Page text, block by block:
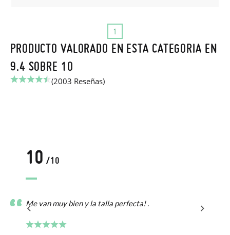
1
PRODUCTO VALORADO EN ESTA CATEGORIA EN
9.4 SOBRE 10
(2003 Reseñas)
10 /10
Me van muy bien y la talla perfecta! .